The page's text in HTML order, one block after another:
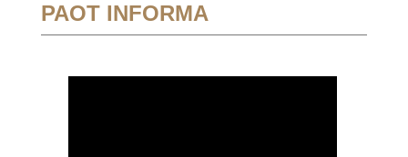
PAOT INFORMA